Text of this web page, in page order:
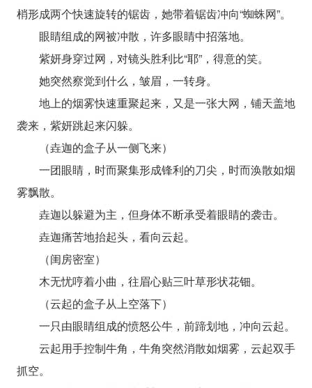
梢形成两个快速旋转的锯齿，她带着锯齿冲向“蜘蛛网”。
眼睛组成的网被冲散，许多眼睛中招落地。
紫妍身穿过网，对镜头胜利比“耶”，得意的笑。
她突然察觉到什么，皱眉，一转身。
地上的烟雾快速重聚起来，又是一张大网，铺天盖地
袭来，紫妍跳起来闪躲。
（垚迦的盒子从一侧飞来）
一团眼睛，时而聚集形成锋利的刀尖，时而涣散如烟
雾飘散。
垚迦以躲避为主，但身体不断承受着眼睛的袭击。
垚迦痛苦地抬起头，看向云起。
（闺房密室）
木无忧哼着小曲，往眉心贴三叶草形状花钿。
（云起的盒子从上空落下）
一只由眼睛组成的愤怒公牛，前蹄划地，冲向云起。
云起用手控制牛角，牛角突然消散如烟雾，云起双手
抓空。